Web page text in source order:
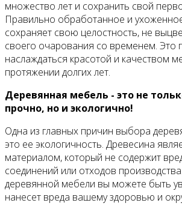
множество лет и сохранить свой
Правильно обработанное и
сохраняет свою целостность, не
своего очарования со временем. Это
наслаждаться красотой и качеством
протяжении долгих лет.
Деревянная мебель - это не
прочно, но и экологично!
Одна из главных причин выбора
это ее экологичность. Древесина
материалом, который не содержит
соединений или отходов
деревянной мебели вы можете быть
нанесет вреда вашему здоровью и